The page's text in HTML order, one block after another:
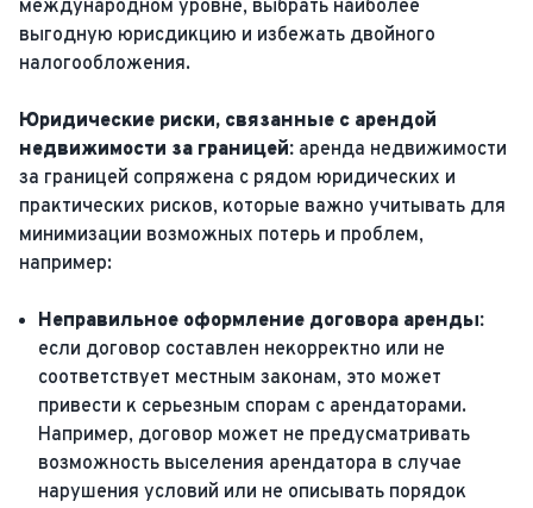
международном уровне, выбрать наиболее
выгодную юрисдикцию и избежать двойного
налогообложения.
Юридические риски, связанные с арендой
недвижимости за границей: аренда недвижимости
за границей сопряжена с рядом юридических и
практических рисков, которые важно учитывать для
минимизации возможных потерь и проблем,
например:
Неправильное оформление договора аренды:
если договор составлен некорректно или не
соответствует местным законам, это может
привести к серьезным спорам с арендаторами.
Например, договор может не предусматривать
возможность выселения арендатора в случае
нарушения условий или не описывать порядок